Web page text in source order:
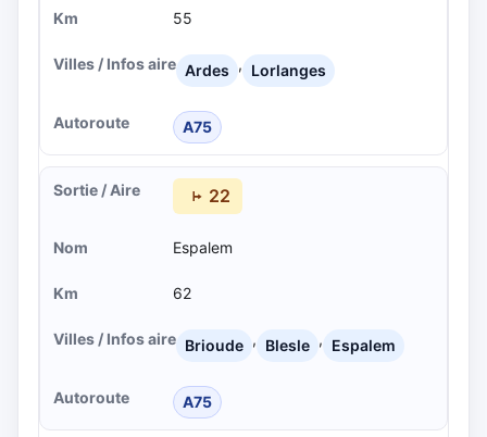
55
Ardes , Lorlanges
A75
22
Espalem
62
Brioude , Blesle , Espalem
A75